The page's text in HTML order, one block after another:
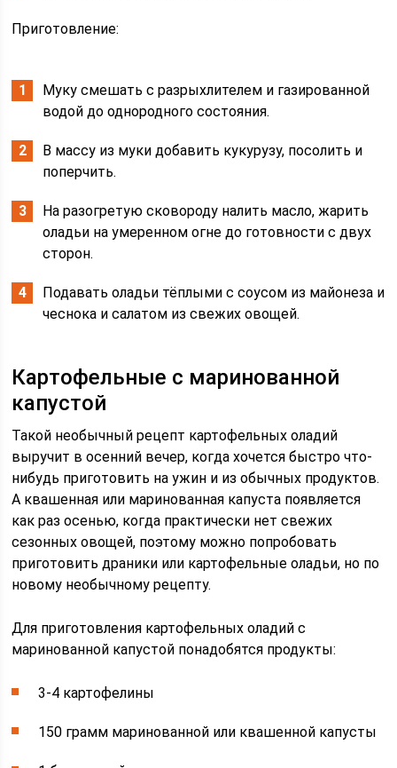
Приготовление:
Муку смешать с разрыхлителем и газированной
водой до однородного состояния.
В массу из муки добавить кукурузу, посолить и
поперчить.
На разогретую сковороду налить масло, жарить
оладьи на умеренном огне до готовности с двух
сторон.
Подавать оладьи тёплыми с соусом из майонеза и
чеснока и салатом из свежих овощей.
Картофельные с маринованной
капустой
Такой необычный рецепт картофельных оладий
выручит в осенний вечер, когда хочется быстро что-
нибудь приготовить на ужин и из обычных продуктов.
А квашенная или маринованная капуста появляется
как раз осенью, когда практически нет свежих
сезонных овощей, поэтому можно попробовать
приготовить драники или картофельные оладьи, но по
новому необычному рецепту.
Для приготовления картофельных оладий с
маринованной капустой понадобятся продукты:
3-4 картофелины
150 грамм маринованной или квашенной капусты